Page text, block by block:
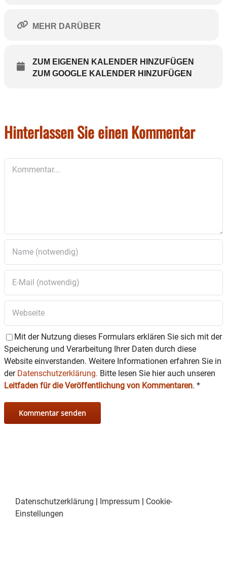
MEHR DARÜBER
ZUM EIGENEN KALENDER HINZUFÜGEN
ZUM GOOGLE KALENDER HINZUFÜGEN
Hinterlassen Sie einen Kommentar
Mit der Nutzung dieses Formulars erklären Sie sich mit der
Speicherung und Verarbeitung Ihrer Daten durch diese
Website einverstanden. Weitere Informationen erfahren Sie in
der Datenschutzerklärung. Bitte lesen Sie hier auch unseren
Leitfaden für die Veröffentlichung von Kommentaren. *
Datenschutzerklärung | Impressum | Cookie-
Einstellungen